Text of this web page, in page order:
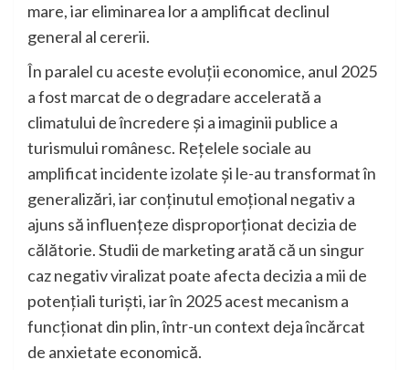
mare, iar eliminarea lor a amplificat declinul
general al cererii.
În paralel cu aceste evoluții economice, anul 2025
a fost marcat de o degradare accelerată a
climatului de încredere și a imaginii publice a
turismului românesc. Rețelele sociale au
amplificat incidente izolate și le-au transformat în
generalizări, iar conținutul emoțional negativ a
ajuns să influențeze disproporționat decizia de
călătorie. Studii de marketing arată că un singur
caz negativ viralizat poate afecta decizia a mii de
potențiali turiști, iar în 2025 acest mecanism a
funcționat din plin, într-un context deja încărcat
de anxietate economică.